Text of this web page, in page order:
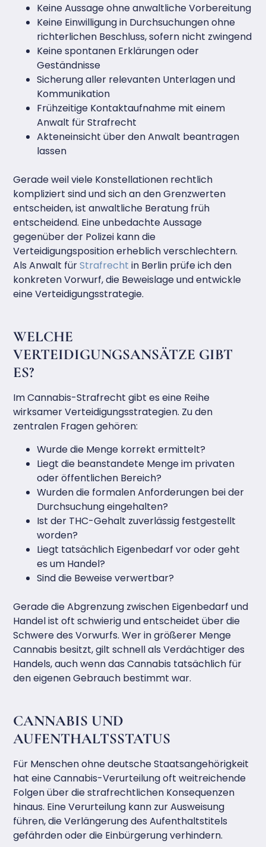
Keine Aussage ohne anwaltliche Vorbereitung
Keine Einwilligung in Durchsuchungen ohne
richterlichen Beschluss, sofern nicht zwingend
Keine spontanen Erklärungen oder
Geständnisse
Sicherung aller relevanten Unterlagen und
Kommunikation
Frühzeitige Kontaktaufnahme mit einem
Anwalt für Strafrecht
Akteneinsicht über den Anwalt beantragen
lassen
Gerade weil viele Konstellationen rechtlich
kompliziert sind und sich an den Grenzwerten
entscheiden, ist anwaltliche Beratung früh
entscheidend. Eine unbedachte Aussage
gegenüber der Polizei kann die
Verteidigungsposition erheblich verschlechtern.
Als Anwalt fürStrafrecht in Berlin prüfe ich den
konkreten Vorwurf, die Beweislage und entwickle
eine Verteidigungsstrategie.
WELCHE
VERTEIDIGUNGSANSÄTZE GIBT
ES?
Im Cannabis-Strafrecht gibt es eine Reihe
wirksamer Verteidigungsstrategien. Zu den
zentralen Fragen gehören:
Wurde die Menge korrekt ermittelt?
Liegt die beanstandete Menge im privaten
oder öffentlichen Bereich?
Wurden die formalen Anforderungen bei der
Durchsuchung eingehalten?
Ist der THC-Gehalt zuverlässig festgestellt
worden?
Liegt tatsächlich Eigenbedarf vor oder geht
es um Handel?
Sind die Beweise verwertbar?
Gerade die Abgrenzung zwischen Eigenbedarf und
Handel ist oft schwierig und entscheidet über die
Schwere des Vorwurfs. Wer in größerer Menge
Cannabis besitzt, gilt schnell als Verdächtiger des
Handels, auch wenn das Cannabis tatsächlich für
den eigenen Gebrauch bestimmt war.
CANNABIS UND
AUFENTHALTSSTATUS
Für Menschen ohne deutsche Staatsangehörigkeit
hat eine Cannabis-Verurteilung oft weitreichende
Folgen über die strafrechtlichen Konsequenzen
hinaus. Eine Verurteilung kann zur Ausweisung
führen, die Verlängerung des Aufenthaltstitels
gefährden oder die Einbürgerung verhindern.